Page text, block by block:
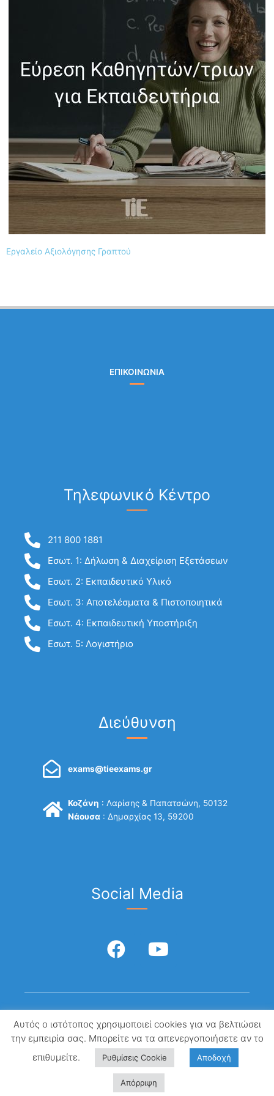
Εργαλείο Αξιολόγησης Γραπτού
ΕΠΙΚΟΙΝΩΝΙΑ
Τηλεφωνικό Κέντρο
211 800 1881
Εσωτ. 1: Δήλωση & Διαχείριση Εξετάσεων
Εσωτ. 2: Εκπαιδευτικό Υλικό
Εσωτ. 3: Αποτελέσματα & Πιστοποιητικά
Εσωτ. 4: Εκπαιδευτική Υποστήριξη
Εσωτ. 5: Λογιστήριο
Διεύθυνση
exams@tieexams.gr
Κοζάνη : Λαρίσης & Παπατσώνη, 50132
Νάουσα : Δημαρχίας 13, 59200
Social Media
F
a
e
b
o
o
k
Y
o
t
u
b
e
Κανονισμός Εξετάσεων, Όροι Χρήσης & Πολιτική Προστασίας
Προσωπικων Δεδομένων
Test of Interactive English © 2026
Αυτός ο ιστότοπος χρησιμοποιεί cookies για να βελτιώσει
την εμπειρία σας. Μπορείτε να τα απενεργοποιήσετε αν το
επιθυμείτε.
Ρυθμίσεις Cookie Αποδοχή
Απόρριψη